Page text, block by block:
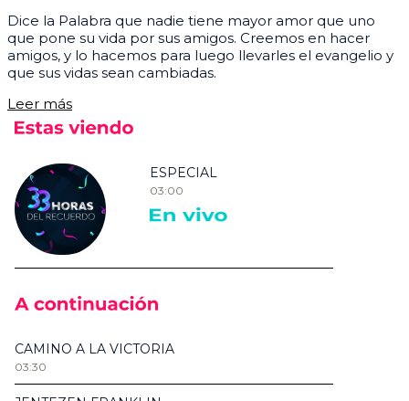
Dice la Palabra que nadie tiene mayor amor que uno
que pone su vida por sus amigos. Creemos en hacer
amigos, y lo hacemos para luego llevarles el evangelio y
que sus vidas sean cambiadas.
Leer más